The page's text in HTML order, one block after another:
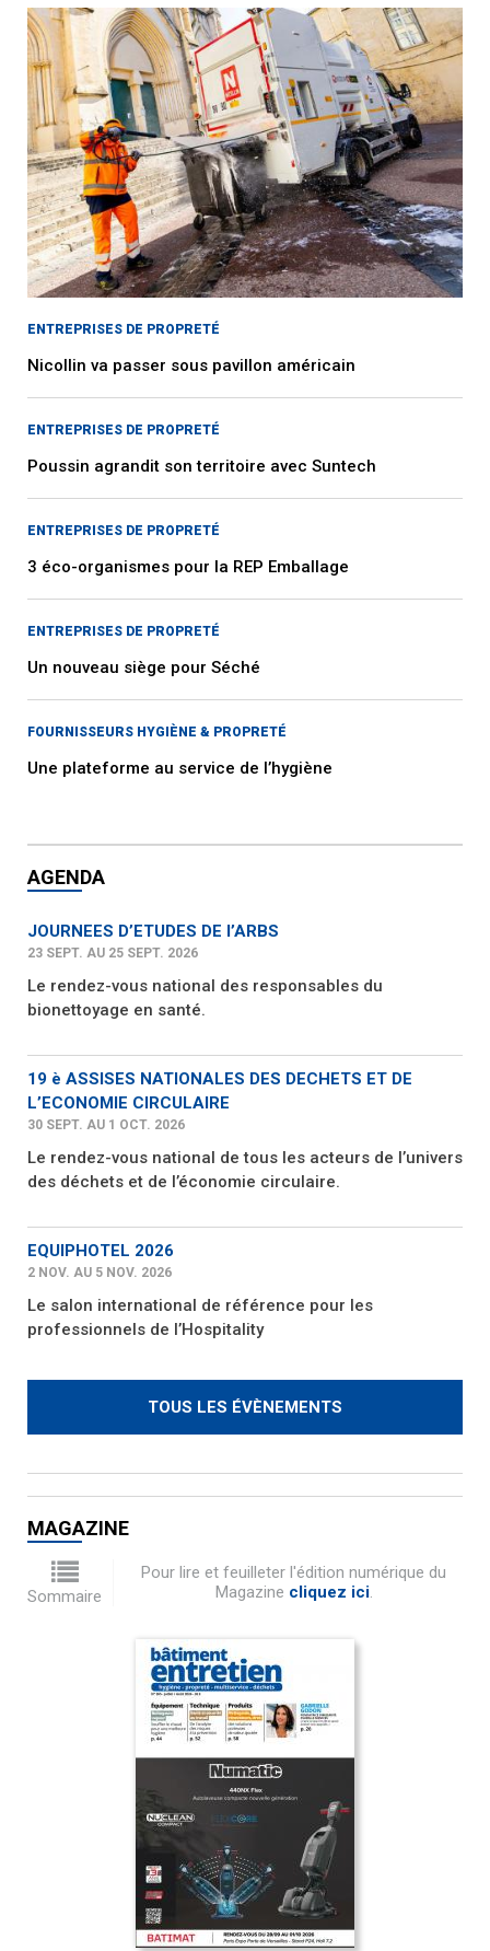
ENTREPRISES DE PROPRETÉ
Nicollin va passer sous pavillon américain
ENTREPRISES DE PROPRETÉ
Poussin agrandit son territoire avec Suntech
ENTREPRISES DE PROPRETÉ
3 éco-organismes pour la REP Emballage
ENTREPRISES DE PROPRETÉ
Un nouveau siège pour Séché
FOURNISSEURS HYGIÈNE & PROPRETÉ
Une plateforme au service de l’hygiène
AGENDA
JOURNEES D’ETUDES DE l’ARBS
23 SEPT. AU 25 SEPT. 2026
Le rendez-vous national des responsables du
bionettoyage en santé.
19 è ASSISES NATIONALES DES DECHETS ET DE
L’ECONOMIE CIRCULAIRE
30 SEPT. AU 1 OCT. 2026
Le rendez-vous national de tous les acteurs de l’univers
des déchets et de l’économie circulaire.
EQUIPHOTEL 2026
2 NOV. AU 5 NOV. 2026
Le salon international de référence pour les
professionnels de l’Hospitality
TOUS LES ÉVÈNEMENTS
MAGAZINE
Sommaire
Pour lire et feuilleter l'édition numérique du
Magazine cliquez ici.